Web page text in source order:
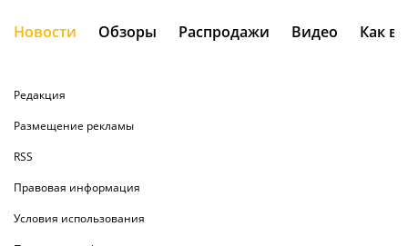
Новости Обзоры Распродажи Видео Как
Редакция
Размещение рекламы
RSS
Правовая информация
Условия использования